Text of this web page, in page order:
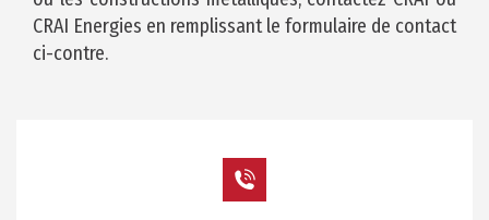
CRAI Energies en remplissant le formulaire de contact
ci-contre.